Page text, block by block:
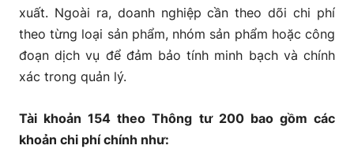
xuất. Ngoài ra, doanh nghiệp cần theo dõi chi phí
theo từng loại sản phẩm, nhóm sản phẩm hoặc công
đoạn dịch vụ để đảm bảo tính minh bạch và chính
xác trong quản lý.
Tài khoản 154 theo Thông tư 200 bao gồm các
khoản chi phí chính như: